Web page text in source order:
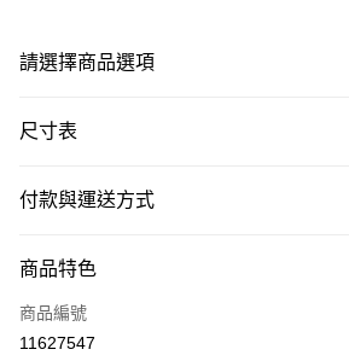
請選擇商品選項
尺寸表
付款與運送方式
信用卡一次付款
運送方式
商品特色
商品編號
11627547